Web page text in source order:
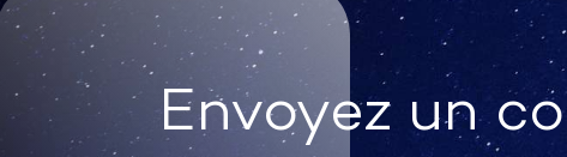
Envoyez un